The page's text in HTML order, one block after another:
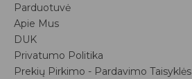
Parduotuvė
Apie Mus
DUK
Privatumo Politika
Prekių Pirkimo - Pardavimo Taisyklės